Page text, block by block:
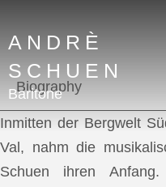
ANDRÈ
SCHUEN
Baritone
Biography
Inmitten der Bergwelt
Val, nahm die
Schuen ihren Anfang.